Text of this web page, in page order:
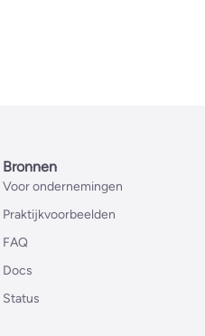
Bronnen
Voor ondernemingen
Praktijkvoorbeelden
FAQ
Docs
Status